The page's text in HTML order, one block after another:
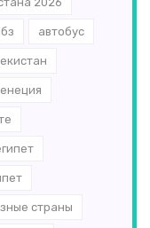
автобус
страны